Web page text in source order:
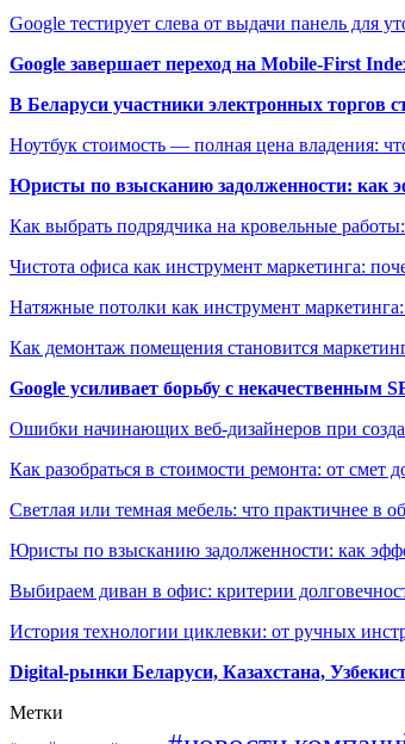
Google тестирует слева от выдачи панель для
Google завершает переход на Mobile-First
В Беларуси участники электронных торгов
Ноутбук стоимость — полная цена владения:
Юристы по взысканию задолженности: как
Как выбрать подрядчика на кровельные
Чистота офиса как инструмент маркетинга:
Натяжные потолки как инструмент
Как демонтаж помещения становится
Google усиливает борьбу с некачественным
Ошибки начинающих веб-дизайнеров при
Как разобраться в стоимости ремонта: от смет
Светлая или темная мебель: что практичнее в
Юристы по взысканию задолженности: как
Выбираем диван в офис: критерии
История технологии циклевки: от ручных
Digital-рынки Беларуси, Казахстана,
Метки